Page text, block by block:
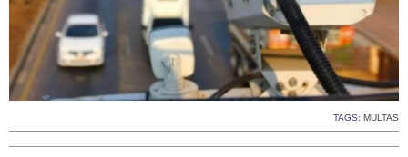
TAGS: MULTAS